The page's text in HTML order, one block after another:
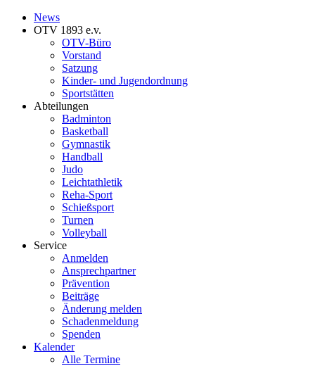
News
OTV 1893 e.v.
OTV-Büro
Vorstand
Satzung
Kinder- und Jugendordnung
Sportstätten
Abteilungen
Badminton
Basketball
Gymnastik
Handball
Judo
Leichtathletik
Reha-Sport
Schießsport
Turnen
Volleyball
Service
Anmelden
Ansprechpartner
Prävention
Beiträge
Änderung melden
Schadenmeldung
Spenden
Kalender
Alle Termine